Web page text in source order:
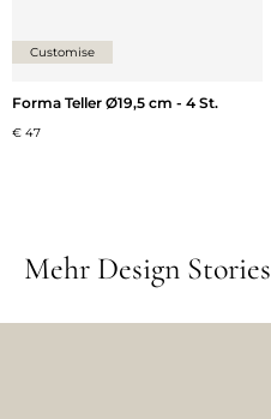
Customise
Forma Teller Ø19,5 cm - 4 St.
€ 47
Mehr Design Stories